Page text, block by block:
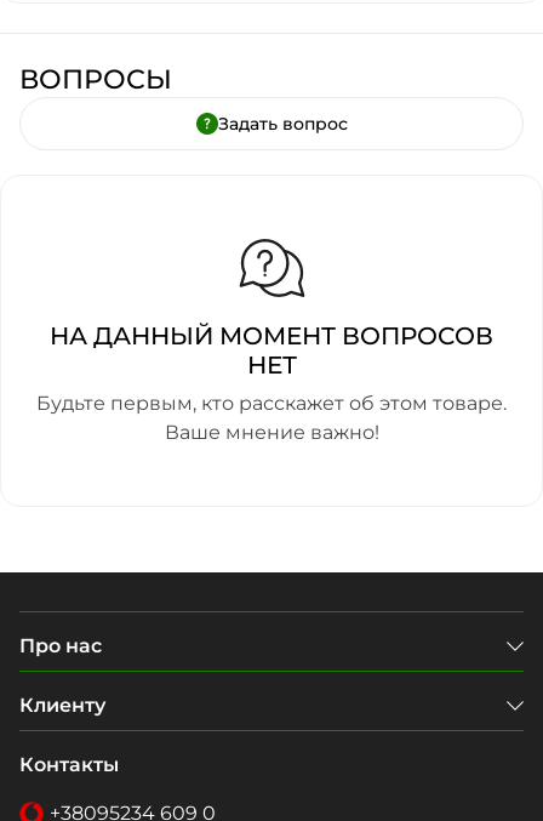
ВОПРОСЫ
Задать вопрос
НА ДАННЫЙ МОМЕНТ ВОПРОСОВ
НЕТ
Будьте первым, кто расскажет об этом товаре.
Ваше мнение важно!
Про нас
Клиенту
Контакты
+38095234 609 0